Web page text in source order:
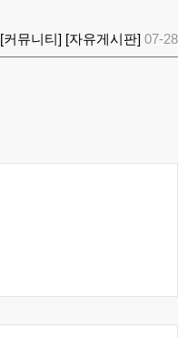
[커뮤니티] [자유게시판] 07-28